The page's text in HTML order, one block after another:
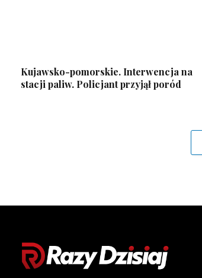
Kujawsko-pomorskie. Interwencja na
stacji paliw. Policjant przyjął poród